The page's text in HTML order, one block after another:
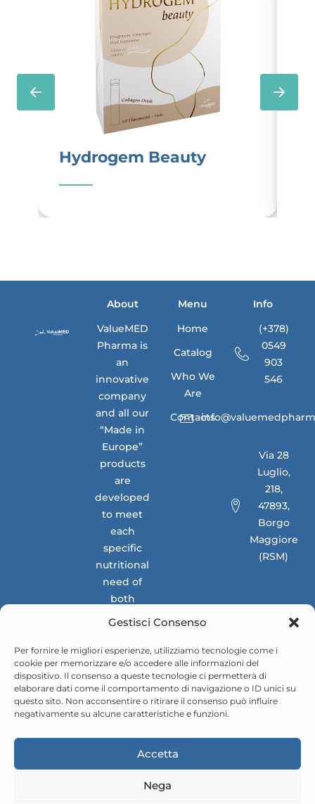
Gestisci Consenso
Per fornire le migliori esperienze, utilizziamo tecnologie come i
cookie per memorizzare e/o accedere alle informazioni del
dispositivo. Il consenso a queste tecnologie ci permetterà di
elaborare dati come il comportamento di navigazione o ID unici su
questo sito. Non acconsentire o ritirare il consenso può influire
negativamente su alcune caratteristiche e funzioni.
Accetta
Nega
Hydrogem Beauty
About
ValueMED
Pharma is
an
innovative
company
and all our
“Made in
Europe”
products
are
developed
to meet
each
specific
nutritional
need of
both
national
international
markets.
Menu
Home
Catalog
Who We
Are
Contacts
Info
(+378)
0549
903
546
Via 28
Luglio,
218,
47893,
Borgo
Maggiore
(RSM)